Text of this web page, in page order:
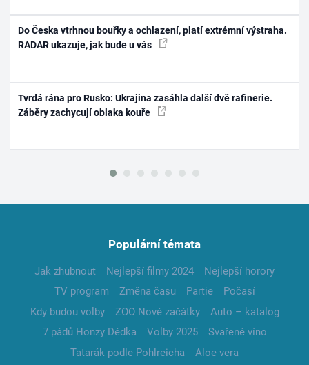
Do Česka vtrhnou bouřky a ochlazení, platí extrémní výstraha.
RADAR ukazuje, jak bude u vás
Tvrdá rána pro Rusko: Ukrajina zasáhla další dvě rafinerie.
Záběry zachycují oblaka kouře
Populární témata
Jak zhubnout Nejlepší filmy 2024
Nejlepší horory
TV program
Změna času Partie
Počasí
Kdy budou volby
ZOO Nové začátky
Auto – katalog
7 pádů Honzy Dědka
Volby 2025
Svařené víno
Tatarák podle Pohlreicha
Aloe vera